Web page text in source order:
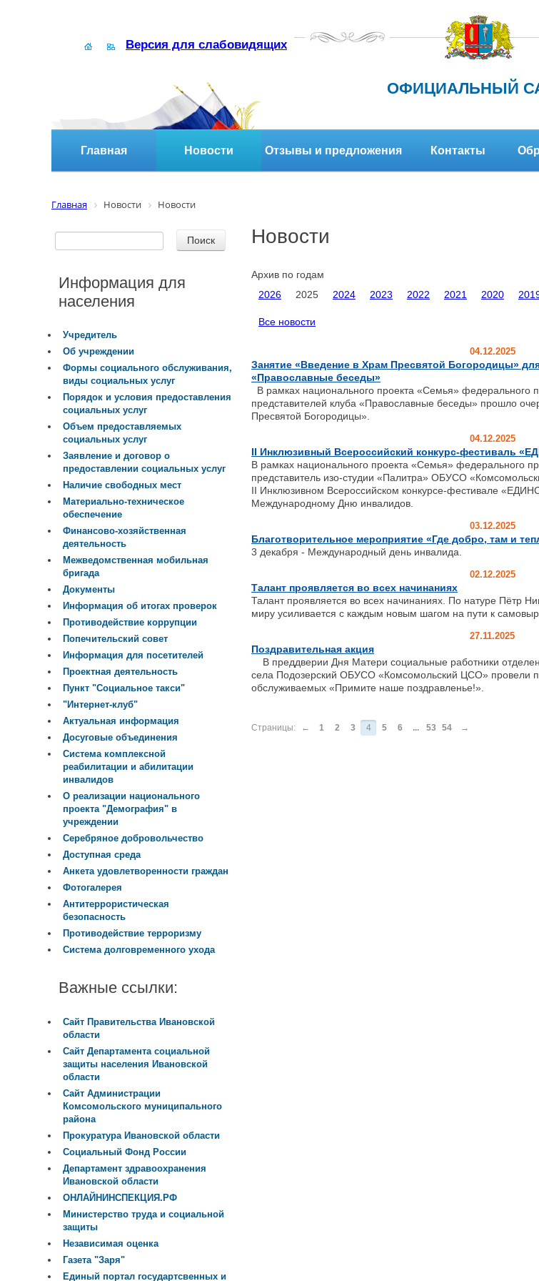
Версия для слабовидящих
ОФИЦИАЛЬНЫЙ
Главная Новости Отзывы и предложения Контакты
Главная Новости Новости
Новости
Архив по годам
2026
2025 2024 2023 2022 2021 2020
Все новости
04.12.2025
Занятие «Введение в Храм Пресвятой Богородицы»
«Православные беседы»
В рамках национального проекта «Семья» федерального
представителей клуба «Православные беседы» прошло
Пресвятой Богородицы».
04.12.2025
II Инклюзивный Всероссийский конкурс-фестиваль
В рамках национального проекта «Семья» федерального
представитель изо-студии «Палитра» ОБУСО
II Инклюзивном Всероссийском конкурсе-фестивале
Международному Дню инвалидов.
03.12.2025
Благотворительное мероприятие «Где добро, там и
3 декабря - Международный день инвалида.
02.12.2025
Талант проявляется во всех начинаниях
Талант проявляется во всех начинаниях. По натуре Пётр
миру усиливается с каждым новым шагом на пути к
27.11.2025
Поздравительная акция
В преддверии Дня Матери социальные работники
села Подозерский ОБУСО «Комсомольский ЦСО» провели
обслуживаемых «Примите наше поздравленье!».
Страницы: ← 1 2 3 4 5 6 ... 53 54 →
Информация для
населения
Учредитель
Об учреждении
Формы социального обслуживания,
виды социальных услуг
Порядок и условия предоставления
социальных услуг
Объем предоставляемых
социальных услуг
Заявление и договор о
предоставлении социальных услуг
Наличие свободных мест
Материально-техническое
обеспечение
Финансово-хозяйственная
деятельность
Межведомственная мобильная
бригада
Документы
Информация об итогах проверок
Противодействие коррупции
Попечительский совет
Информация для посетителей
Проектная деятельность
Пункт "Социальное такси"
"Интернет-клуб"
Актуальная информация
Досуговые объединения
Система комплексной
реабилитации и абилитации
инвалидов
О реализации национального
проекта "Демография" в
учреждении
Серебряное добровольчество
Доступная среда
Анкета удовлетворенности граждан
Фотогалерея
Антитеррористическая
безопасность
Противодействие терроризму
Система долговременного ухода
Важные ссылки:
Сайт Правительства Ивановской
области
Сайт Департамента социальной
защиты населения Ивановской
области
Сайт Администрации
Комсомольского муниципального
района
Прокуратура Ивановской области
Социальный Фонд России
Департамент здравоохранения
Ивановской области
ОНЛАЙНИНСПЕКЦИЯ.РФ
Министерство труда и социальной
защиты
Независимая оценка
Газета "Заря"
Единый портал государтсвенных и